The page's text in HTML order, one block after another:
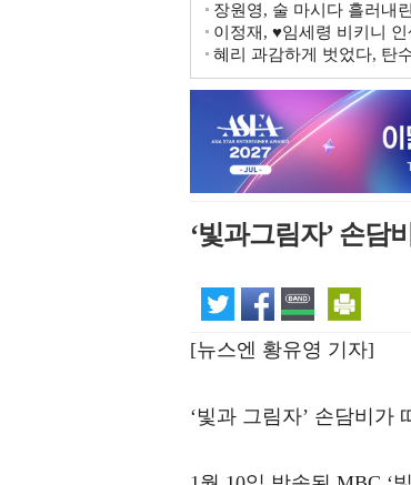
장원영, 술 마시다 흘러내
이정재, ♥임세령 비키니
혜리 과감하게 벗었다, 탄
‘빛과그림자’ 손담
[뉴스엔 황유영 기자]
‘빛과 그림자’ 손담비가